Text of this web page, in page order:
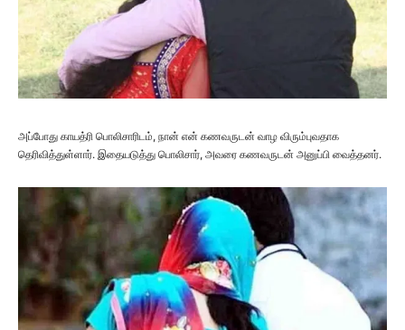
அப்போது காயத்ரி பொலிசாரிடம், நான் என் கணவருடன் வாழ விரும்புவதாக
தெரிவித்துள்ளார். இதையடுத்து பொலிசார், அவரை கணவருடன் அனுப்பி வைத்தனர்.